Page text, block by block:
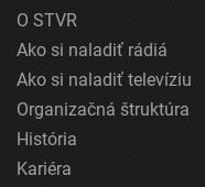
O STVR
Ako si naladiť rádiá
Ako si naladiť televíziu
Organizačná štruktúra
História
Kariéra